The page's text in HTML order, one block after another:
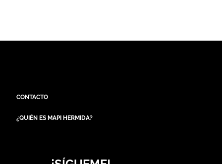
CONTACTO
¿QUIÉN ES MAPI HERMIDA?